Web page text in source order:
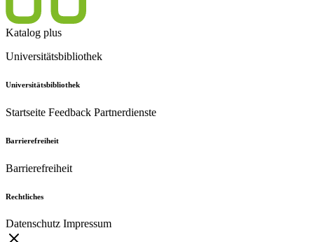
Katalog plus
Universitätsbibliothek
Universitätsbibliothek
Startseite Feedback Partnerdienste
Barrierefreiheit
Barrierefreiheit
Rechtliches
Datenschutz Impressum